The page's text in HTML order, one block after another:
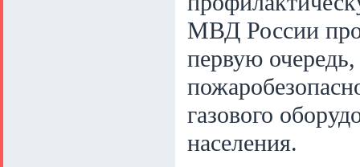
МВД России
первую
газового
населения.